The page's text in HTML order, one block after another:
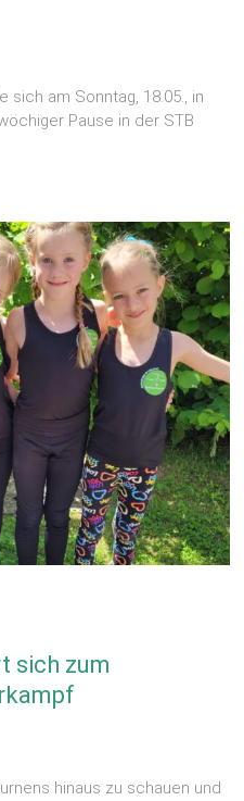
sich am Sonntag, 18.05., in
Pause in der STB
sich zum
hinaus zu schauen und